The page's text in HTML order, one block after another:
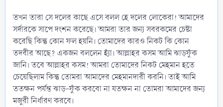
তখন তারা সে দলের কাছে এসে বলল হে দলের লোকেরা! আমাদের
সর্দারকে সাপে দংশন করেছে। আমরা তার জন্য সবরকমের চেষ্টা
করেছি কিন্তু কোন ফল হয়নি। তোমাদের কারও নিকট কি কোন
তদবীর আছে? একজন বললেন হ্যাঁ। আল্লাহর কসম আমি ঝাড়ফুঁক
জানি। তবে আল্লাহর কসম! আমরা তোমাদের নিকট মেহমান হতে
চেয়েছিলাম কিন্তু তোমরা আমাদের মেহমানদারী করনি। তাই আমি
ততক্ষন পর্যন্ত ঝাড়-ফুঁক করবো না যতক্ষন না তোমরা আমাদের জন্য
মজুরী নির্ধারণ করবে।